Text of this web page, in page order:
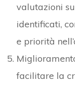
valutazioni
identificati,
e priorità
facilitare la